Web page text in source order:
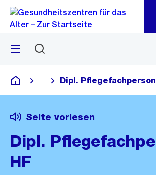
Navigation
Sprunglink
Menü
Gesundheitszentren für das Alter
Blende alle Breadcrumbs ein
Dipl. Pflegefachperson
Seite vorlesen
Dipl.
HF